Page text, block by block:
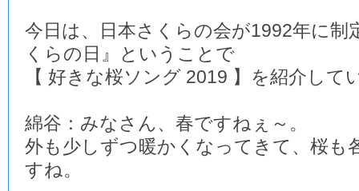
今日は、日本さくらの会が1992年に制
くらの日』ということで
【 好きな桜ソング 2019 】を紹介して
綿谷：みなさん、春ですねぇ～。
外も少しずつ暖かくなってきて、桜も
すね。